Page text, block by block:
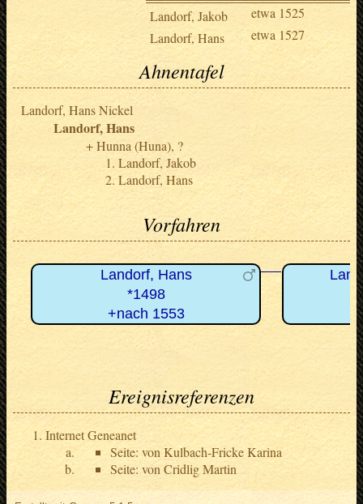
Landorf, Jakob
etwa 1525
Landorf, Hans
etwa 1527
Ahnentafel
Landorf, Hans Nickel
Landorf, Hans
Hunna (Huna), ?
Landorf, Jakob
Landorf, Hans
Vorfahren
Landorf, Hans
*1498
+nach 1553
Ereignisreferenzen
Internet Geneanet
Seite: von Kulbach-Fricke Karina
Seite: von Cridlig Martin